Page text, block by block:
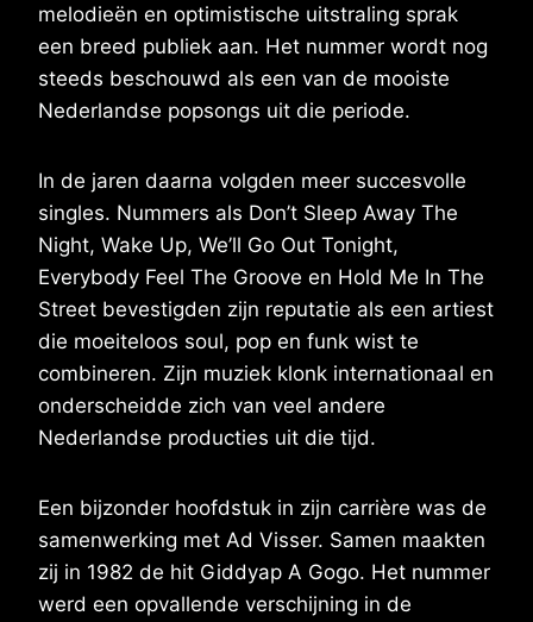
melodieën en optimistische uitstraling sprak
een breed publiek aan. Het nummer wordt nog
steeds beschouwd als een van de mooiste
Nederlandse popsongs uit die periode.
In de jaren daarna volgden meer succesvolle
singles. Nummers als Don’t Sleep Away The
Night, Wake Up, We’ll Go Out Tonight,
Everybody Feel The Groove en Hold Me In The
Street bevestigden zijn reputatie als een artiest
die moeiteloos soul, pop en funk wist te
combineren. Zijn muziek klonk internationaal en
onderscheidde zich van veel andere
Nederlandse producties uit die tijd.
Een bijzonder hoofdstuk in zijn carrière was de
samenwerking met Ad Visser. Samen maakten
zij in 1982 de hit Giddyap A Gogo. Het nummer
werd een opvallende verschijning in de